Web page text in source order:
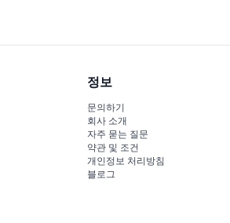
정보
문의하기
회사 소개
자주 묻는 질문
약관 및 조건
개인정보 처리방침
블로그